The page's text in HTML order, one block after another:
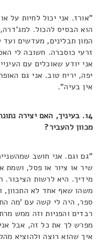
"אורז. אני יכול לחיות על
הוא הבסיס להכול.
המון תבלינים, מעדשים
זרעי כוסברה. חשובה לי
אני יודע שאוכלים עם
יפה, יריח טוב. אני גם
אין בעיה".
14. בעיניך, האם יצירה
מכוון להעביר?
"גם וגם. אני חושב
שיר או ציור או פסל, ושמת
מידיך. היא לרשות הציבור.
משהו שאף אחד לא התכוון,
ספר, היה לי קשה עם 'מה
רבדים והפניות וזה ממש
מפרש לך את כל זה, אבל
איך שהוא רוצה ולהוציא